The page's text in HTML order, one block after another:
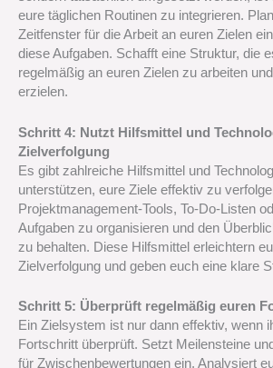
eure täglichen Routinen zu integrieren.
Zeitfenster für die Arbeit an euren Zielen
diese Aufgaben. Schafft eine Struktur, die
regelmäßig an euren Zielen zu arbeiten
erzielen.
Schritt 4: Nutzt Hilfsmittel und
Zielverfolgung
Es gibt zahlreiche Hilfsmittel und
unterstützen, eure Ziele effektiv zu
Projektmanagement-Tools, To-Do-Listen
Aufgaben zu organisieren und den
zu behalten. Diese Hilfsmittel erleichtern
Zielverfolgung und geben euch eine klare
Schritt 5: Überprüft regelmäßig euren
Ein Zielsystem ist nur dann effektiv, wenn
Fortschritt überprüft. Setzt Meilensteine
für Zwischenbewertungen ein. Analysiert